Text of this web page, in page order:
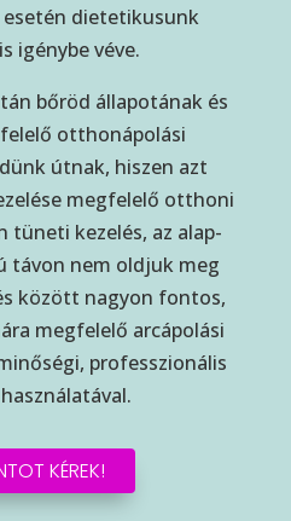
dietetikusunk
igénybe véve.
bőröd állapotának és
otthonápolási
útnak, hiszen azt
megfelelő otthoni
tüneti kezelés, az alap-
távon nem oldjuk meg
között nagyon fontos,
megfelelő arcápolási
professzionális
KÉREK!